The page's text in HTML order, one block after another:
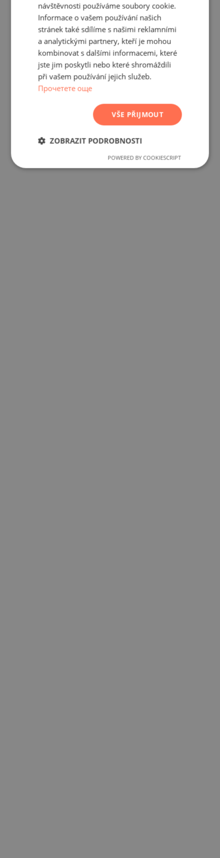
GERMAN
FRENCH
POLISH
CZECH
návštěvnosti používáme soubory cookie.
Informace o vašem používání našich
stránek také sdílíme s našimi reklamními
a analytickými partnery, kteří je mohou
kombinovat s dalšími informacemi, které
jste jim poskytli nebo které shromáždili
při vašem používání jejich služeb.
Прочетете още
VŠE PŘIJMOUT
ZOBRAZIT PODROBNOSTI
POWERED BY COOKIESCRIPT